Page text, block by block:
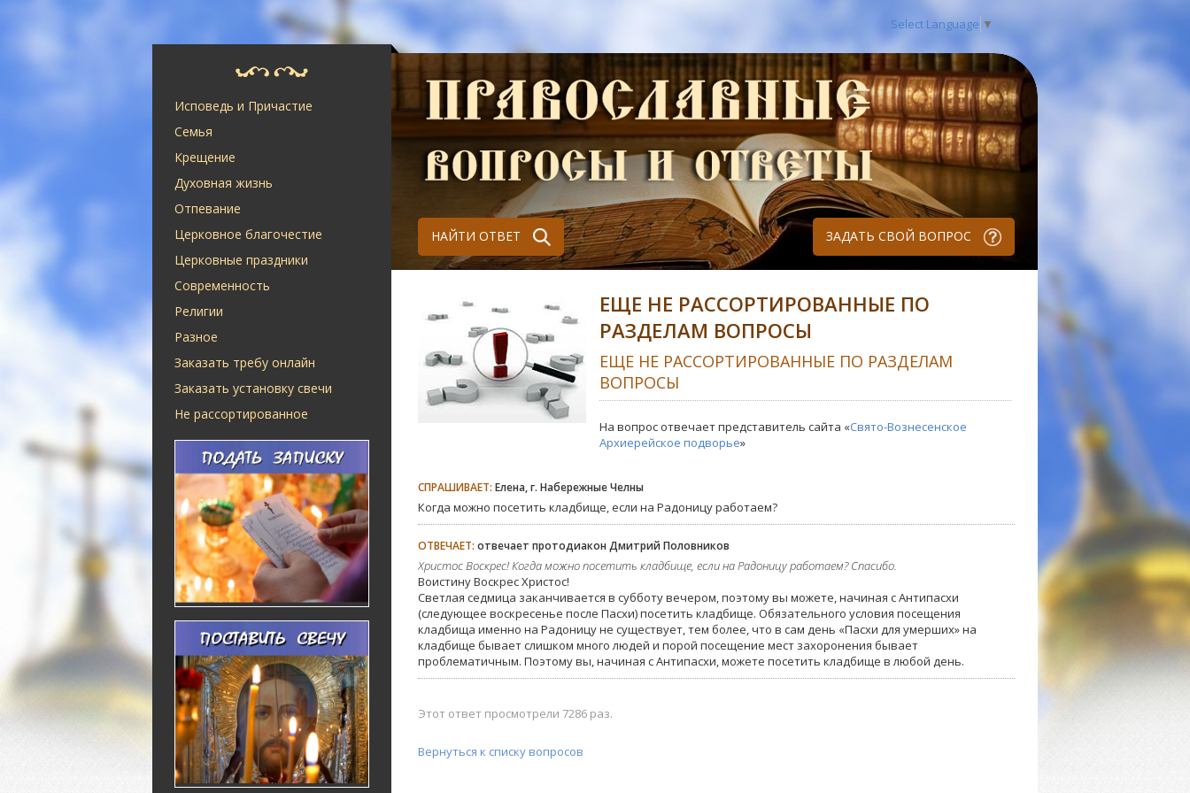
Select Language ▼
Исповедь и Причастие
Семья
Крещение
Духовная жизнь
Отпевание
Церковное благочестие
Церковные праздники
Современность
Религии
Разное
Заказать требу онлайн
Заказать установку свечи
Не рассортированное
НАЙТИ ОТВЕТ ЗАДАТЬ СВОЙ ВОПРОС
ЕЩЕ НЕ РАССОРТИРОВАННЫЕ ПО
РАЗДЕЛАМ ВОПРОСЫ
ЕЩЕ НЕ РАССОРТИРОВАННЫЕ ПО РАЗДЕЛАМ
ВОПРОСЫ
На вопрос отвечает представитель сайта «Свято-Вознесенское
Архиерейское подворье»
СПРАШИВАЕТ: Елена, г. Набережные Челны
Когда можно посетить кладбище, если на Радоницу работаем?
ОТВЕЧАЕТ: отвечает протодиакон Дмитрий Половников
Христос Воскрес! Когда можно посетить кладбище, если на Радоницу работаем? Спасибо.
Воистину Воскрес Христос!
Светлая седмица заканчивается в субботу вечером, поэтому вы можете, начиная с Антипасхи
(следующее воскресенье после Пасхи) посетить кладбище. Обязательного условия посещения
кладбища именно на Радоницу не существует, тем более, что в сам день «Пасхи для умерших» на
кладбище бывает слишком много людей и порой посещение мест захоронения бывает
проблематичным. Поэтому вы, начиная с Антипасхи, можете посетить кладбище в любой день.
Этот ответ просмотрели 7286 раз.
Вернуться к списку вопросов